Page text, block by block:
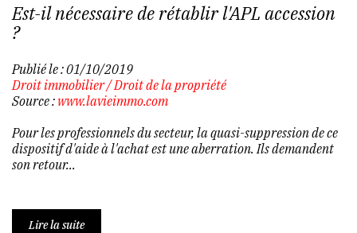
Est-il nécessaire de rétablir l'APL accession
?
Publié le :01/10/2019
Droit immobilier/Droit de la propriété
Source : www.lavieimmo.com
Pour les professionnels du secteur, la quasi-suppression de ce
dispositif d'aide à l'achat est une aberration. Ils demandent
son retour...
Lire la suite